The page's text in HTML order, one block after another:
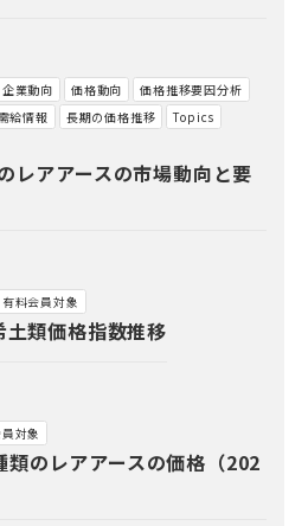
企業動向 価格動向
価格推移要因分析
給情報 長期の価格推移
Topics
レアアースの市場動向と要
有料会員対象
類価格指数推移
対象
類のレアアースの価格（202